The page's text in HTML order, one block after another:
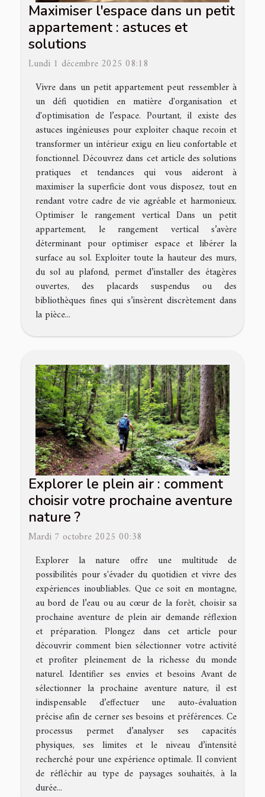
Maximiser l'espace dans un petit
appartement : astuces et
solutions
Lundi 1 décembre 2025 08:18
Vivre dans un petit appartement peut ressembler à
un défi quotidien en matière d'organisation et
d'optimisation de l’espace. Pourtant, il existe des
astuces ingénieuses pour exploiter chaque recoin et
transformer un intérieur exigu en lieu confortable et
fonctionnel. Découvrez dans cet article des solutions
pratiques et tendances qui vous aideront à
maximiser la superficie dont vous disposez, tout en
rendant votre cadre de vie agréable et harmonieux.
Optimiser le rangement vertical Dans un petit
appartement, le rangement vertical s’avère
déterminant pour optimiser espace et libérer la
surface au sol. Exploiter toute la hauteur des murs,
du sol au plafond, permet d’installer des étagères
ouvertes, des placards suspendus ou des
bibliothèques fines qui s’insèrent discrètement dans
la pièce...
Explorer le plein air : comment
choisir votre prochaine aventure
nature ?
Mardi 7 octobre 2025 00:38
Explorer la nature offre une multitude de
possibilités pour s'évader du quotidien et vivre des
expériences inoubliables. Que ce soit en montagne,
au bord de l’eau ou au cœur de la forêt, choisir sa
prochaine aventure de plein air demande réflexion
et préparation. Plongez dans cet article pour
découvrir comment bien sélectionner votre activité
et profiter pleinement de la richesse du monde
naturel. Identifier ses envies et besoins Avant de
sélectionner la prochaine aventure nature, il est
indispensable d’effectuer une auto-évaluation
précise afin de cerner ses besoins et préférences. Ce
processus permet d’analyser ses capacités
physiques, ses limites et le niveau d’intensité
recherché pour une expérience optimale. Il convient
de réfléchir au type de paysages souhaités, à la
durée...